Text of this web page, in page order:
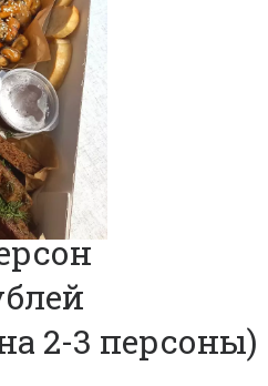
2-3 персоны)